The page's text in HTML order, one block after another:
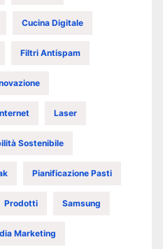
Cucina Digitale
Filtri Antispam
Laser
Sostenibile
Pianificazione Pasti
Prodotti Samsung
Marketing